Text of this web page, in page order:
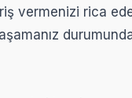
vermenizi rica